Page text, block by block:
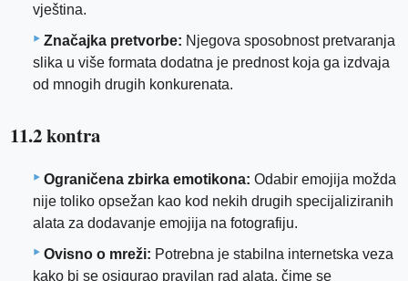
vještina.
Značajka pretvorbe: Njegova sposobnost pretvaranja
slika u više formata dodatna je prednost koja ga izdvaja
od mnogih drugih konkurenata.
11.2 kontra
Ograničena zbirka emotikona: Odabir emojija možda
nije toliko opsežan kao kod nekih drugih specijaliziranih
alata za dodavanje emojija na fotografiju.
Ovisno o mreži: Potrebna je stabilna internetska veza
kako bi se osigurao pravilan rad alata, čime se